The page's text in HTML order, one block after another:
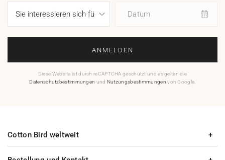
Datum
ANMELDEN
Diese Website ist durch reCAPTCHA geschützt und es gelten die
Datenschutzbestimmungen und Nutzungsbestimmungen von Google.
Cotton Bird weltweit